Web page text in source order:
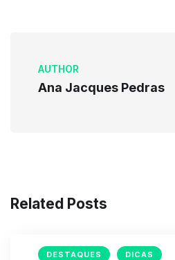
AUTHOR
Ana Jacques Pedras
Related Posts
DESTAQUES DICAS